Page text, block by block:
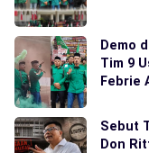
Demo
Tim 9
Febrie
Sebut
Don